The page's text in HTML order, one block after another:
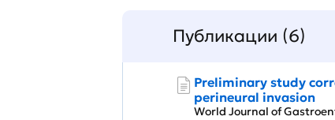
Публикации (6)
Preliminary study
perineural invasion
World Journal of